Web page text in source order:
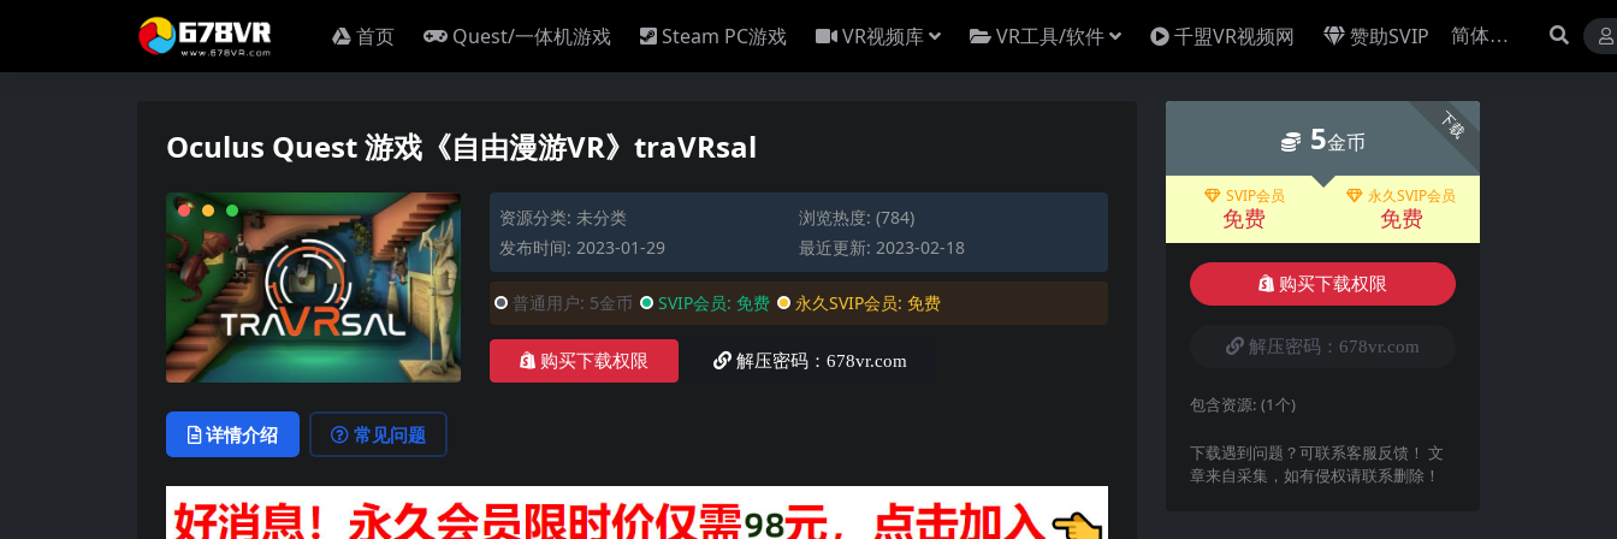
首页 Quest/一体机游戏 Steam PC游戏 VR视频库 VR工具/软件 千盟VR视频网 赞助SVIP
Oculus Quest 游戏《自由漫游VR》traVRsal
资源分类: 未分类
浏览热度: (784)
发布时间: 2023-01-29
最近更新: 2023-02-18
普通用户: 5金币 SVIP会员: 免费 永久SVIP会员: 免费
购买下载权限 解压密码：678vr.com
详情介绍 常见问题
下载
5金币
SVIP会员
免费
永久SVIP会员
免费
购买下载权限
解压密码：678vr.com
包含资源: (1个)
下载遇到问题？可联系客服反馈！ 文
章来自采集，如有侵权请联系删除！